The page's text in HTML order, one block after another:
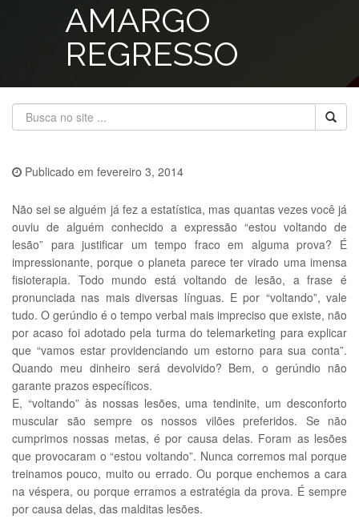
AMARGO
REGRESSO
Publicado em fevereiro 3, 2014
Não sei se alguém já fez a estatística, mas quantas vezes você já
ouviu de alguém conhecido a expressão “estou voltando de
lesão” para justificar um tempo fraco em alguma prova? É
impressionante, porque o planeta parece ter virado uma imensa
fisioterapia. Todo mundo está voltando de lesão, a frase é
pronunciada nas mais diversas línguas. E por “voltando”, vale
tudo. O gerúndio é o tempo verbal mais impreciso que existe, não
por acaso foi adotado pela turma do telemarketing para explicar
que “vamos estar providenciando um estorno para sua conta”.
Quando meu dinheiro será devolvido? Bem, o gerúndio não
garante prazos específicos.
E, “voltando” às nossas lesões, uma tendinite, um desconforto
muscular são sempre os nossos vilões preferidos. Se não
cumprimos nossas metas, é por causa delas. Foram as lesões
que provocaram o “estou voltando”. Nunca corremos mal porque
treinamos pouco, muito ou errado. Ou porque enchemos a cara
na véspera, ou porque erramos a estratégia da prova. É sempre
por causa delas, das malditas lesões.